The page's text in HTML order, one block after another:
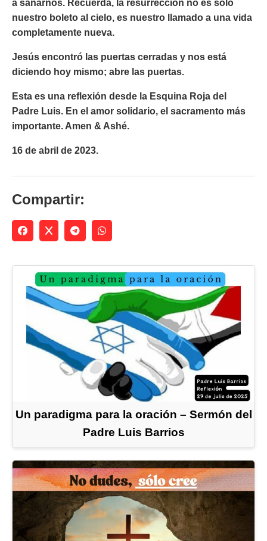
a sanarnos. Recuerda, la resurrección no es solo
nuestro boleto al cielo, es nuestro llamado a una vida
completamente nueva.
Jesús encontró las puertas cerradas y nos está
diciendo hoy mismo; abre las puertas.
Esta es una reflexión desde la Esquina Roja del
Padre Luis. En el amor solidario, el sacramento más
importante. Amen & Ashé.
16 de abril de 2023.
Compartir:
Un paradigma para la oración – Sermón del
Padre Luis Barrios